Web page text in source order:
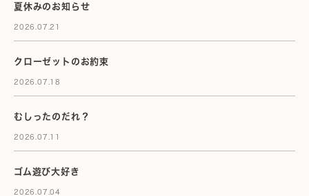
夏休みのお知らせ
2026.07.21
クローゼットのお約束
2026.07.18
むしったのだれ？
2026.07.11
ゴム遊び大好き
2026.07.04